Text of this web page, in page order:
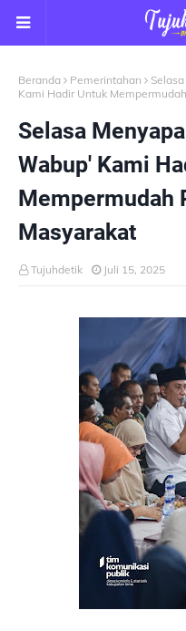
Beranda Pemerintahan
Kami Hadir Untuk
Selasa
Wabup' Kami
Mempermudah
Masyarakat
Tujuhdetik Juli 15, 2025